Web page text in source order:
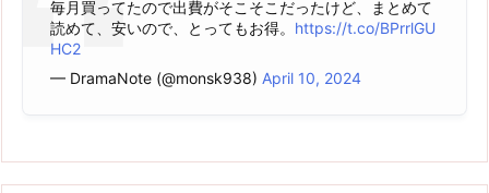
毎月買ってたので出費がそこそこだったけど、まとめて
読めて、安いので、とってもお得。 https://t.co/BPrrlGU
HC2
— DramaNote (@monsk938) April 10, 2024